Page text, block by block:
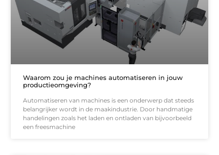
Waarom zou je machines automatiseren in jouw
productieomgeving?
Automatiseren van machines is een onderwerp dat steeds
belangrijker wordt in de maakindustrie. Door handmatige
handelingen zoals het laden en ontladen van bijvoorbeeld
een freesmachine